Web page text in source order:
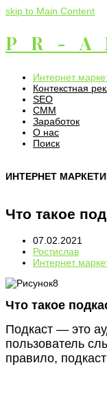
skip to Main Content
PR-
Интернет
Контекстная
SEO
СММ
Заработок
О нас
Поиск
ИНТЕРНЕТ
Что такое
07.02.2021
Ростислав
Интернет
Что такое
Подкаст — это
пользователь
правило,